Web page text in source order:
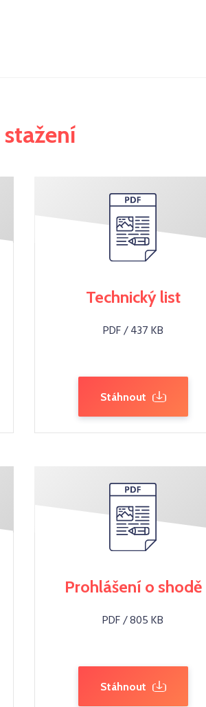
stažení
Technický list
PDF / 437 KB
Stáhnout
Prohlášení o shodě
PDF / 805 KB
Stáhnout